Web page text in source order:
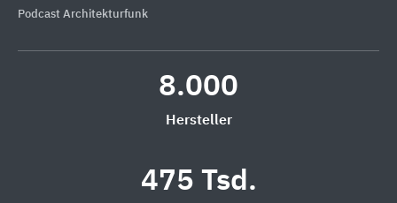
Podcast Architekturfunk
8.000
Hersteller
475 Tsd.